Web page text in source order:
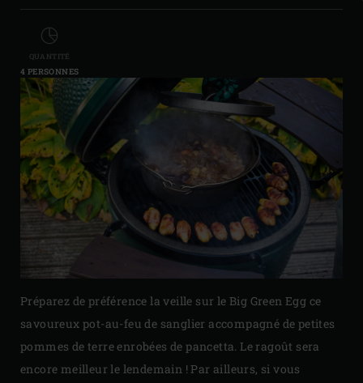
QUANTITÉ
4 PERSONNES
Préparez de préférence la veille sur le Big Green Egg ce
savoureux pot-au-feu de sanglier accompagné de petites
pommes de terre enrobées de pancetta. Le ragoût sera
encore meilleur le lendemain ! Par ailleurs, si vous